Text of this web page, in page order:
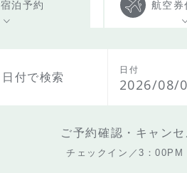
宿泊予約 航空券
日付で検索
日付
2026/08/
ご予約確認・キャンセ
チェックイン／3：00PM